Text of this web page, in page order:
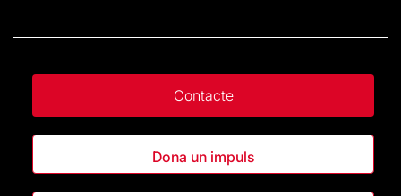
Contacte
Dona un impuls